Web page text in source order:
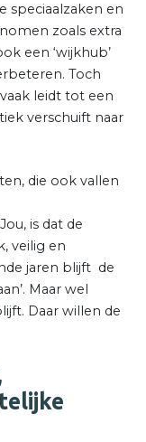
speciaalzaken en
zoals extra
een ‘wijkhub’
Toch
leidt tot een
verschuift naar
die ook vallen
is dat de
veilig en
jaren blijft de
Maar wel
Daar willen de